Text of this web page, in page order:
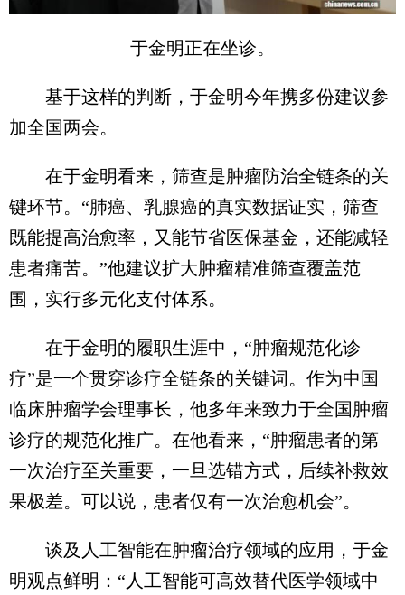
于金明正在坐诊。
基于这样的判断，于金明今年携多份建议参
加全国两会。
在于金明看来，筛查是肿瘤防治全链条的关
键环节。“肺癌、乳腺癌的真实数据证实，筛查
既能提高治愈率，又能节省医保基金，还能减轻
患者痛苦。”他建议扩大肿瘤精准筛查覆盖范
围，实行多元化支付体系。
在于金明的履职生涯中，“肿瘤规范化诊
疗”是一个贯穿诊疗全链条的关键词。作为中国
临床肿瘤学会理事长，他多年来致力于全国肿瘤
诊疗的规范化推广。在他看来，“肿瘤患者的第
一次治疗至关重要，一旦选错方式，后续补救效
果极差。可以说，患者仅有一次治愈机会”。
谈及人工智能在肿瘤治疗领域的应用，于金
明观点鲜明：“人工智能可高效替代医学领域中